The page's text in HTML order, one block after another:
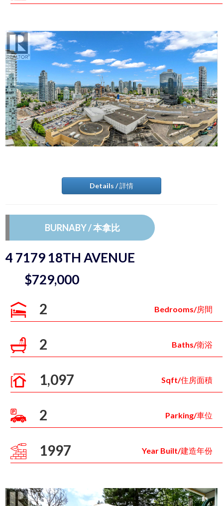
Details / 詳情
BURNABY / 本拿比
4 7179 18TH AVENUE
$729,000
2 Bedrooms/房間
2 Baths/衛浴
1,097 Sqft/住房面積
2 Parking/車位
1997 Year Built/建造年份